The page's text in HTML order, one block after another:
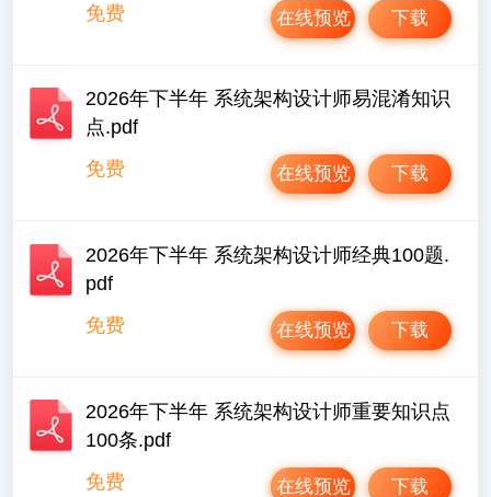
免费
下载
在线预览
2026年下半年 系统架构设计师易混淆知识
点.pdf
免费
下载
在线预览
2026年下半年 系统架构设计师经典100题.
pdf
免费
下载
在线预览
2026年下半年 系统架构设计师重要知识点
100条.pdf
免费
下载
在线预览